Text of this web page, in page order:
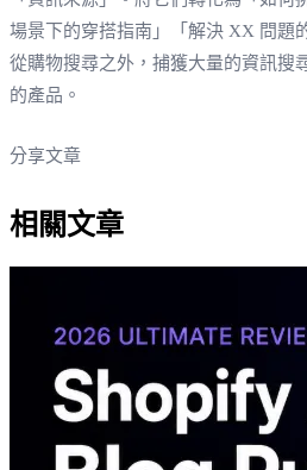
場景下的穿搭指南」「解決 XX 問題
從購物搜尋之外，捕獲大量的資訊搜
的產品。
分享文章
相關文章